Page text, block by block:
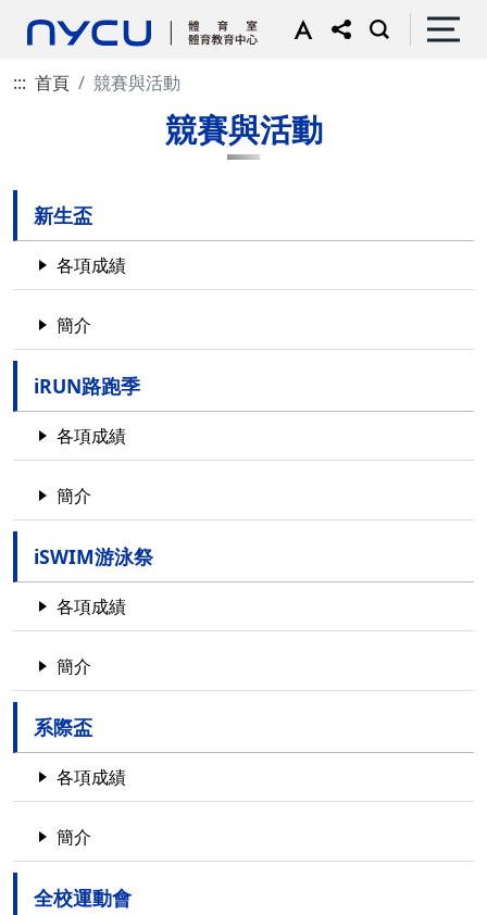
::: 首頁 競賽與活動
競賽與活動
新生盃
各項成績
簡介
iRUN路跑季
各項成績
簡介
iSWIM游泳祭
各項成績
簡介
系際盃
各項成績
簡介
全校運動會